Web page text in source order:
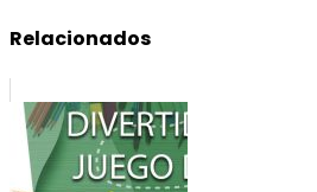
Relacionados